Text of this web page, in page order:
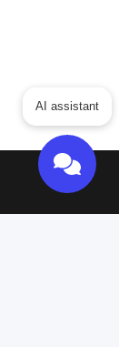
AI assistant
Send